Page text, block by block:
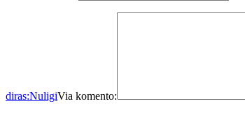
diras:NuligiVia komento: